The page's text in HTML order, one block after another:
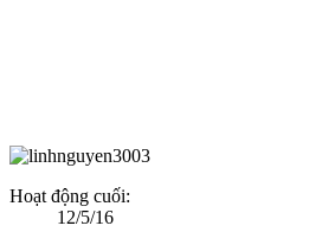
Hoạt động cuối:
12/5/16